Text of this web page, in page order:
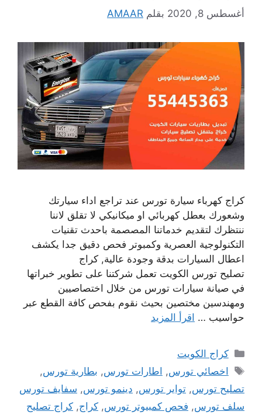
أغسطس 8, 2020 بقلم AMAAR
كراج كهرباء سيارة تورس عند تراجع اداء سيارتك
وشعورك بعطل كهربائي او ميكانيكي لا تقلق لاننا
ننتظرك لتقديم خدماتنا المصصمة باحدث تقنيات
التكنولوجية العصرية وكمبوتر فحص دقيق جدا يكشف
اعطال السيارات بدقة وجودة عالية, كراج
تصليح تورس الكويت تعمل شركتنا على تطوير خبراتها
في صيانة سيارات تورس من خلال اختصاصيين
ومهندسين مختصين بحيث نقوم بفحص كافة القطع عبر
حواسيب … اقرأ المزيد
التصنيفات
كراج الكويت
الوسوم
اخصائي تورس, اطارات تورس, بطارية تورس,
تصليح تورس, تواير تورس, دينمو تورس, سفايف تورس
سلف تورس, فحص كمبيوتر تورس, كراج, كراج تصليح